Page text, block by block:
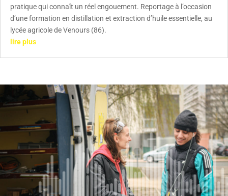
pratique qui connaît un réel engouement. Reportage à l’occasion
d’une formation en distillation et extraction d’huile essentielle, au
lycée agricole de Venours (86).
lire plus